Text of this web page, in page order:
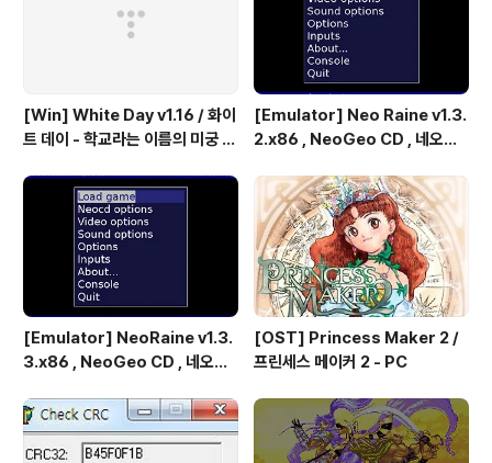
[Win] White Day v1.16 / 화이
트 데이 - 학교라는 이름의 미궁 -
[Emulator] Neo Raine v1.3.
2.x86 , NeoGeo CD , 네오지
[Emulator] NeoRaine v1.3.
3.x86 , NeoGeo CD , 네오지
[OST] Princess Maker 2 /
프린세스 메이커 2 - PC